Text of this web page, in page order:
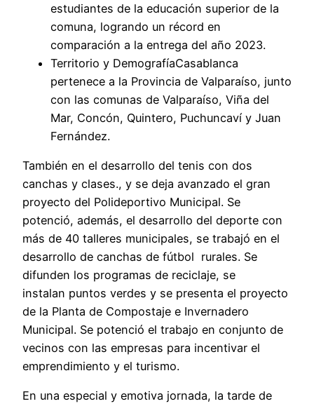
estudiantes de la educación superior de la
comuna, logrando un récord en
comparación a la entrega del año 2023.
Territorio y DemografíaCasablanca
pertenece a la Provincia de Valparaíso, junto
con las comunas de Valparaíso, Viña del
Mar, Concón, Quintero, Puchuncaví y Juan
Fernández.
También en el desarrollo del tenis con dos
canchas y clases., y se deja avanzado el gran
proyecto del Polideportivo Municipal. Se
potenció, además, el desarrollo del deporte con
más de 40 talleres municipales, se trabajó en el
desarrollo de canchas de fútbol rurales. Se
difunden los programas de reciclaje, se
instalan puntos verdes y se presenta el proyecto
de la Planta de Compostaje e Invernadero
Municipal. Se potenció el trabajo en conjunto de
vecinos con las empresas para incentivar el
emprendimiento y el turismo.
En una especial y emotiva jornada, la tarde de